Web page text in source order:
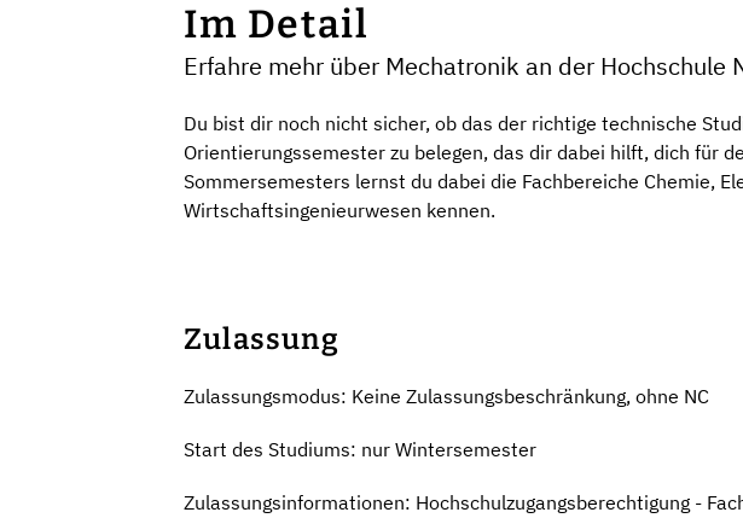
Im Detail
Erfahre mehr über Mechatronik an der Hochschule
Du bist dir noch nicht sicher, ob das der richtige technische
Orientierungssemester zu belegen, das dir dabei hilft, dich für
Sommersemesters lernst du dabei die Fachbereiche Chemie,
Wirtschaftsingenieurwesen kennen.
Zulassung
Zulassungsmodus: Keine Zulassungsbeschränkung, ohne NC
Start des Studiums: nur Wintersemester
Zulassungsinformationen: Hochschulzugangsberechtigung -